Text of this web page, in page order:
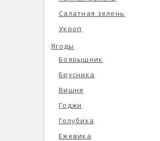
Салатная зелень
Укроп
Ягоды
Боярышник
Брусника
Вишня
Годжи
Голубика
Ежевика